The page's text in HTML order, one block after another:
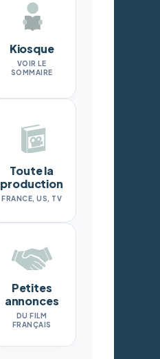
Kiosque
VOIR LE
SOMMAIRE
Toute la
production
FRANCE, US, TV
Petites
annonces
DU FILM
FRANÇAIS